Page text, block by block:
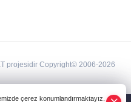
projesidir Copyright© 2006-2026
çerez konumlandırmaktayız.